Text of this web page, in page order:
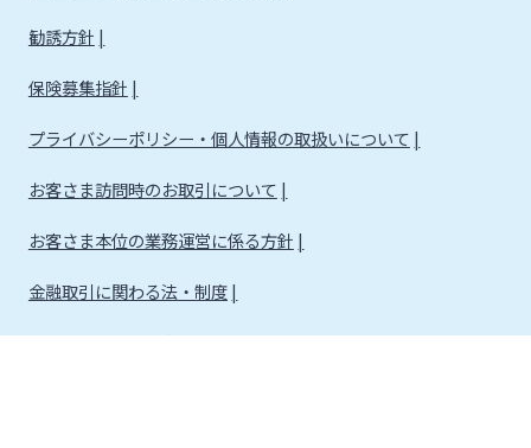
勧誘方針
保険募集指針
プライバシーポリシー・個人情報の取扱いについて
お客さま訪問時のお取引について
お客さま本位の業務運営に係る方針
金融取引に関わる法・制度
金融取引に関わる方針